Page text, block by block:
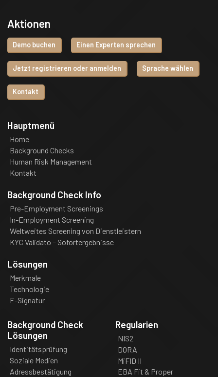
Aktionen
Demo buchen Einen Experten sprechen
Jetzt registrieren oder anmelden Sprache wählen
Kontakt
Hauptmenü
Home
Background Checks
Human Risk Management
Kontakt
Background Check Info
Pre-Employment Screenings
In-Employment Screening
Weltweites Screening von Dienstleistern
KYC Validato – Sofortergebnisse
Lösungen
Merkmale
Technologie
E-Signatur
Background Check
Lösungen
Identitätsprüfung
Soziale Medien
Adressbestätigung
Regularien
NIS2
DORA
MiFID II
EBA Fit & Proper